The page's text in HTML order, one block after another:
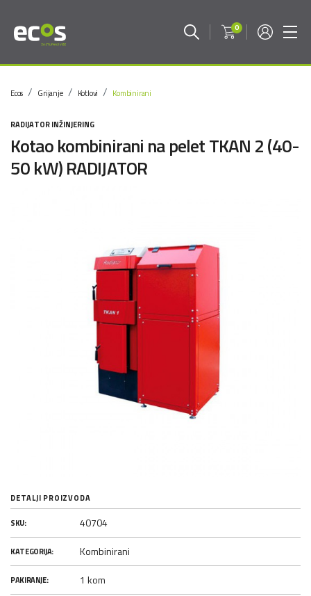
0
Ecos Grijanje Kotlovi Kombinirani
RADIJATOR INŽINJERING
Kotao kombinirani na pelet TKAN 2 (40-
50 kW) RADIJATOR
DETALJI PROIZVODA
SKU: 40704
KATEGORIJA: Kombinirani
PAKIRANJE: 1 kom